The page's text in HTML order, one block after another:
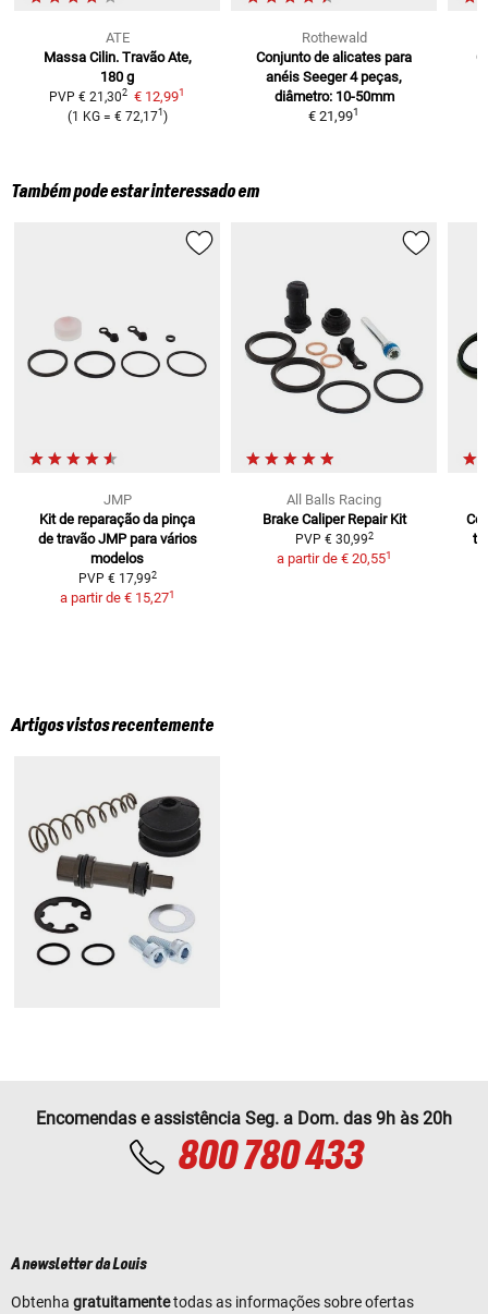
ATE
Massa Cilin. Travão Ate,
180 g
PVP € 21,302 € 12,991
(1 KG= € 72,171 )
Rothewald
Conjunto de alicates para
anéis Seeger 4 peças,
diâmetro: 10-50mm
€ 21,991
Também pode estar interessado em
JMP
Kit de reparação da pinça
de travão JMP para vários
modelos
PVP € 17,992
a partir de € 15,271
All Balls Racing
Brake Caliper Repair Kit
PVP € 30,992
a partir de € 20,551
Artigos vistos recentemente
Encomendas e assistência Seg. a Dom. das 9h às 20h
800 780 433
A newsletter da Louis
Obtenha gratuitamentetodas as informações sobre ofertas